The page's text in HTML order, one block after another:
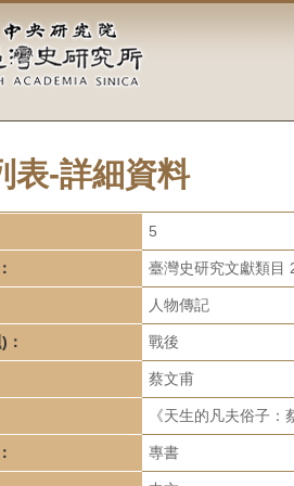
表-詳細資料
5
臺灣史研究文獻類目
人物傳記
： 戰後
蔡文甫
《天生的凡夫俗子：
專書